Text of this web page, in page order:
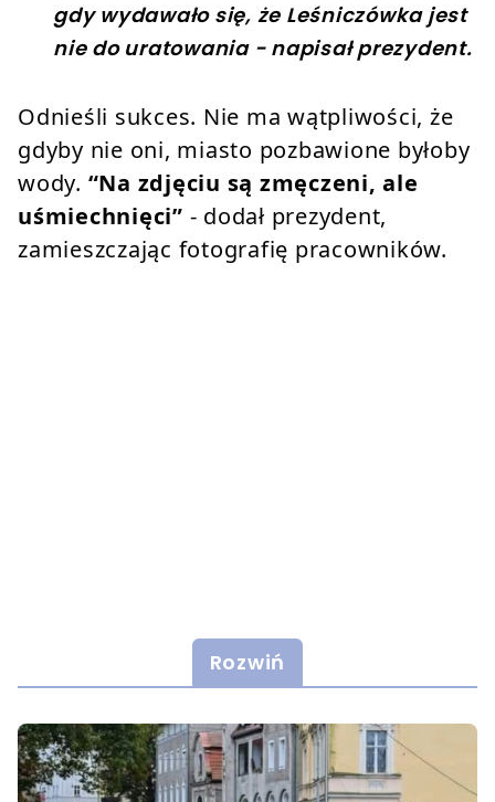
gdy wydawało się, że Leśniczówka jest
nie do uratowania - napisał prezydent.
Odnieśli sukces. Nie ma wątpliwości, że
gdyby nie oni, miasto pozbawione byłoby
wody. “Na zdjęciu są zmęczeni, ale
uśmiechnięci” - dodał prezydent,
zamieszczając fotografię pracowników.
Rozwiń